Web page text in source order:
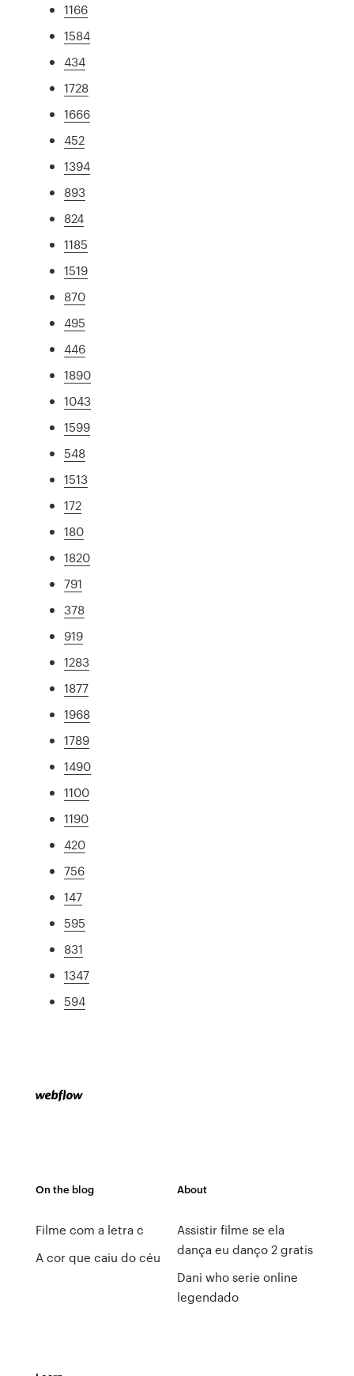
1166
1584
434
1728
1666
452
1394
893
824
1185
1519
870
495
446
1890
1043
1599
548
1513
172
180
1820
791
378
919
1283
1877
1968
1789
1490
1100
1190
420
756
147
595
831
1347
594
On the blog
Filme com a letra c
A cor que caiu do céu
About
Assistir filme se ela
dança eu danço 2 gratis
Dani who serie online
legendado